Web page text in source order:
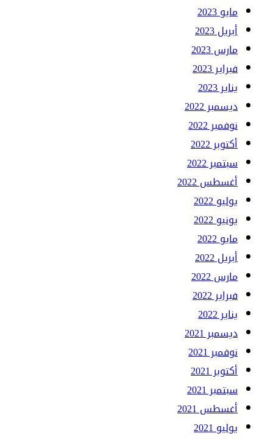
مايو 2023
أبريل 2023
مارس 2023
فبراير 2023
يناير 2023
ديسمبر 2022
نوفمبر 2022
أكتوبر 2022
سبتمبر 2022
أغسطس 2022
يوليو 2022
يونيو 2022
مايو 2022
أبريل 2022
مارس 2022
فبراير 2022
يناير 2022
ديسمبر 2021
نوفمبر 2021
أكتوبر 2021
سبتمبر 2021
أغسطس 2021
يوليو 2021